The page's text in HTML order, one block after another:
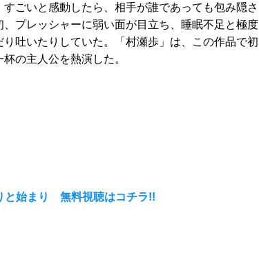
ごいと感動したら、相手が誰であっても包み隠さ
プレッシャーに弱い面が目立ち、睡眠不足と極度
吐いたりしていた。「村瀬歩」は、この作品で初
の主人公を熱演した。
始まり 無料視聴はコチラ!!